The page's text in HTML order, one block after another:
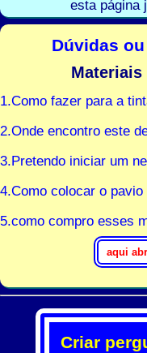
esta página
Dúvidas
Materiais
1.Como fazer para a
2.Onde encontro este
3.Pretendo iniciar um
4.Como colocar o
5.como compro esses
Criar